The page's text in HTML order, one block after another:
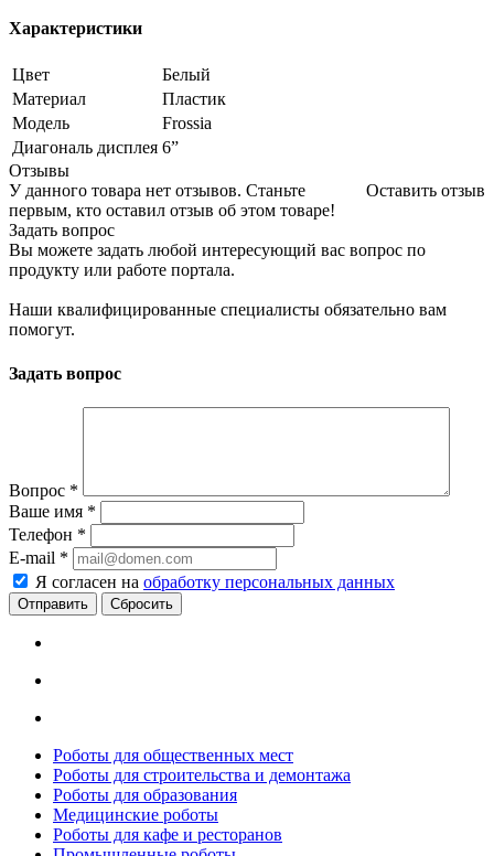
Характеристики
Цвет
Белый
Материал
Пластик
Модель
Frossia
Диагональ дисплея 6”
Отзывы
Оставить отзыв
У данного товара нет отзывов. Станьте
первым, кто оставил отзыв об этом товаре!
Задать вопрос
Вы можете задать любой интересующий вас вопрос по
продукту или работе портала.
Наши квалифицированные специалисты обязательно вам
помогут.
Задать вопрос
Вопрос *
Ваше имя *
Телефон *
E-mail *
Я согласен на обработку персональных данных
Сбросить
Роботы для общественных мест
Роботы для строительства и демонтажа
Роботы для образования
Медицинские роботы
Роботы для кафе и ресторанов